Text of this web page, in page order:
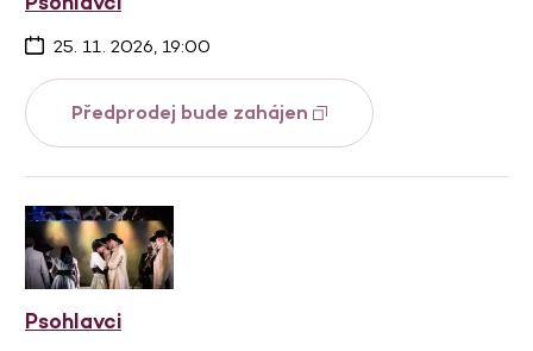
25. 11. 2026, 19:00
Předprodej bude zahájen
Psohlavci